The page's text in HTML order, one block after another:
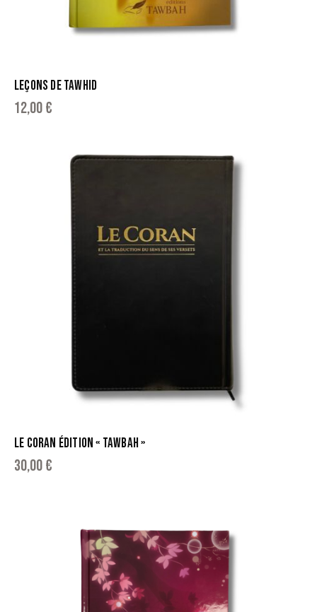
LEÇONS DE TAWHID
12,00€
LE CORAN ÉDITION « TAWBAH »
30,00€